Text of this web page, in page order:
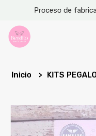
Proceso de
Inicio KITS